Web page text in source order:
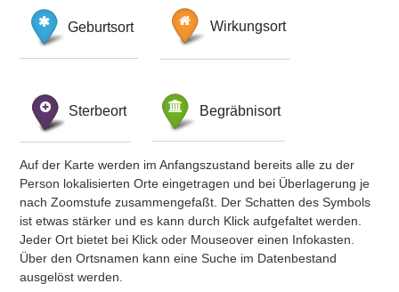
Geburtsort Wirkungsort
Sterbeort Begräbnisort
Auf der Karte werden im Anfangszustand bereits alle zu der
Person lokalisierten Orte eingetragen und bei Überlagerung je
nach Zoomstufe zusammengefaßt. Der Schatten des Symbols
ist etwas stärker und es kann durch Klick aufgefaltet werden.
Jeder Ort bietet bei Klick oder Mouseover einen Infokasten.
Über den Ortsnamen kann eine Suche im Datenbestand
ausgelöst werden.